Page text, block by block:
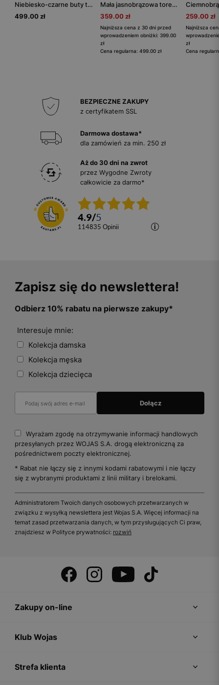
Niebiesko-czarne buty trekkingowe damskie
499.00 zł
Mała jasnobrązowa torebka damska ze zdobionym paskiem
359.00 zł
Najniższa cena z 30 dni przed
wprowadzeniem obniżki: 399.00
zł
Cena regularna: 499.00 zł
259.00 zł
Najniższa
zł
Cena
BEZPIECZNE ZAKUPY
z certyfikatem SSL
Darmowa dostawa*
dla zamówień za min. 250 zł
Aż do 30 dni na zwrot
przez Wygodne Zwroty
całkowicie za darmo*
4.9/5
114835 opinii
Zapisz się do newslettera!
Odbierz 10% rabatu na pierwsze zakupy*
Interesuje mnie:
Kolekcja damska
Kolekcja męska
Kolekcja dziecięca
Wyrażam zgodę na otrzymywanie informacji handlowych
przesyłanych przez WOJAS S.A. drogą elektroniczną za
pośrednictwem poczty elektronicznej.
* Rabat nie łączy się z innymi kodami rabatowymi i nie łączy
się z wybranymi produktami z linii military i brelokami.
Administratorem Twoich danych osobowych przetwarzanych w
związku z wysyłką newslettera jest Wojas S.A. Więcej informacji na
temat zasad przetwarzania danych, w tym przysługujących Ci praw,
znajdziesz w Polityce prywatności: rozwiń
Zakupy on-line
Klub Wojas
Strefa klienta